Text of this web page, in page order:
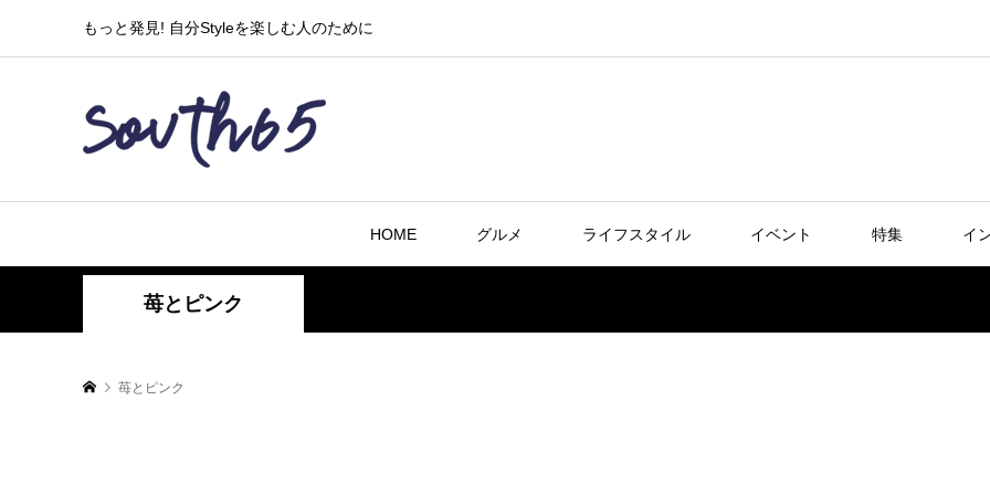
もっと発見! 自分Styleを楽しむ人のために
HOME グルメ ライフスタイル イベント 特集 イ
苺とピンク
苺とピンク